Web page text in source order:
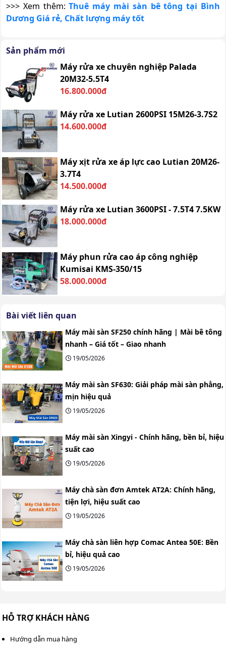
>>> Xem thêm:Thuê máy mài sàn bê tông tại Bình
Dương Giá rẻ, Chất lượng máy tốt
Sản phẩm mới
Máy rửa xe chuyên nghiệp Palada
20M32-5.5T4
16.800.000đ
Máy rửa xe Lutian 2600PSI 15M26-3.7S2
14.600.000đ
Máy xịt rửa xe áp lực cao Lutian 20M26-
3.7T4
14.500.000đ
Máy rửa xe Lutian 3600PSI - 7.5T4 7.5KW
18.000.000đ
Máy phun rửa cao áp công nghiệp
Kumisai KMS-350/15
58.000.000đ
Bài viết liên quan
Máy mài sàn SF250 chính hãng | Mài bê tông
nhanh – Giá tốt – Giao nhanh
19/05/2026
Máy mài sàn SF630: Giải pháp mài sàn phẳng,
mịn hiệu quả
19/05/2026
Máy mài sàn Xingyi - Chính hãng, bền bỉ, hiệu
suất cao
19/05/2026
Máy chà sàn đơn Amtek AT2A: Chính hãng,
tiện lợi, hiệu suất cao
19/05/2026
Máy chà sàn liên hợp Comac Antea 50E: Bền
bỉ, hiệu quả cao
19/05/2026
HỖ TRỢ KHÁCH HÀNG
Hướng dẫn mua hàng